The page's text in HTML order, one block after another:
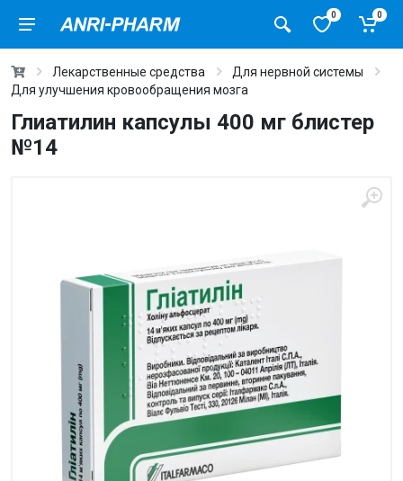
0 0
Лекарственные средства
Для нервной системы
Для улучшения кровообращения мозга
Глиатилин капсулы 400 мг блистер
№14